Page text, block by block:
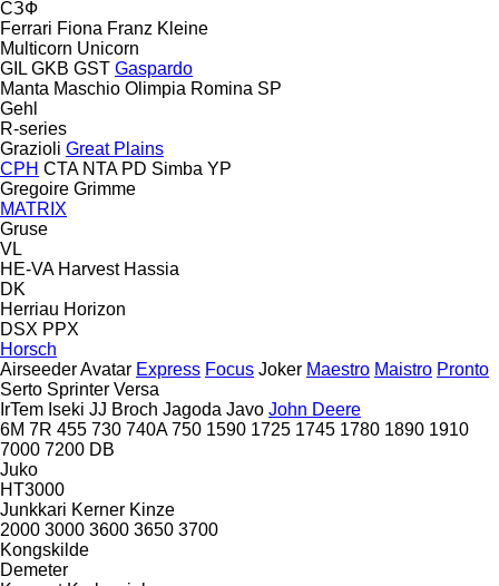
СЗФ
Ferrari Fiona Franz Kleine
Multicorn Unicorn
GIL GKB GST Gaspardo
Manta Maschio Olimpia Romina SP
Gehl
R-series
Grazioli Great Plains
CPH CTA NTA PD Simba YP
Gregoire Grimme
MATRIX
Gruse
VL
HE-VA Harvest Hassia
DK
Herriau Horizon
DSX PPX
Horsch
AirseederAvatar Express Focus Joker Maestro Maistro Pronto
Serto Sprinter Versa
IrTem Iseki JJ Broch Jagoda Javo John Deere
6M 7R 455 730 740A 750 1590 1725 1745 1780 1890 1910
7000 7200 DB
Juko
HT3000
Junkkari Kerner Kinze
2000 3000 3600 3650 3700
Kongskilde
Demeter